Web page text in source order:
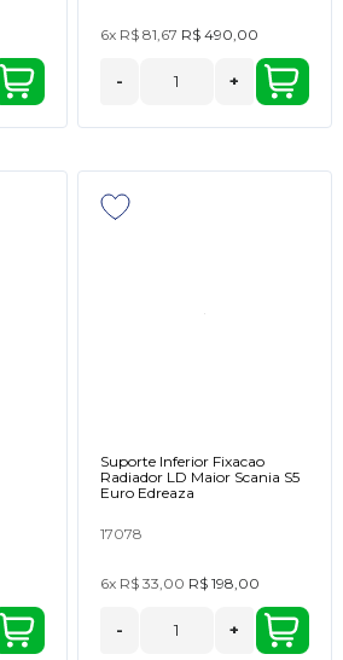
6x R$ 81,67 R$ 490,00
- +
Suporte Inferior Fixacao
Radiador LD Maior Scania S5
Euro Edreaza
17078
6x R$ 33,00 R$ 198,00
- +